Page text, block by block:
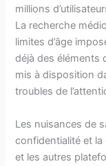
millions
La recherche
limites d’âge
déjà des éléments
mis à disposition
troubles de
Les nuisances de
confidentialité et
et les autres